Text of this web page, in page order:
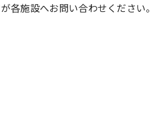
各施設へお問い合わせください。